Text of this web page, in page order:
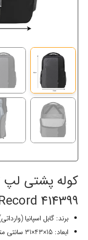
کوله پشتی لپ
414399 Record
برند: گابل اسپانیا
ابعاد: 15×43×31 سانتی متر